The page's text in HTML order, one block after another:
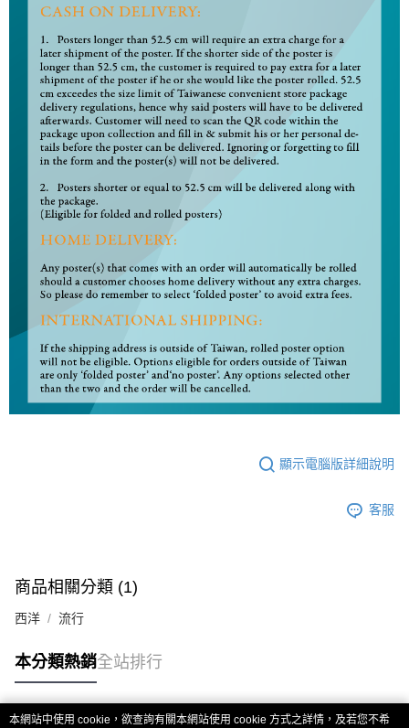
顯示電腦版詳細說明
客服
商品相關分類 (1)
西洋 流行
本分類熱銷全站排行
本網站中使用 cookie，欲查詢有關本網站使用 cookie 方式之詳情，及若您不希